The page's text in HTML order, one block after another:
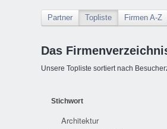
Partner Topliste Firmen A-Z
Das
Unsere Topliste sortiert nach
Stichwort